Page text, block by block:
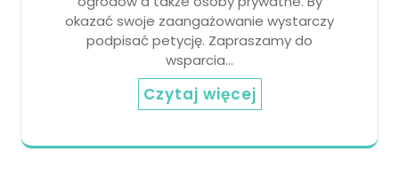
okazać swoje zaangażowanie wystarczy
podpisać petycję. Zapraszamy do
wsparcia…
Czytaj więcej